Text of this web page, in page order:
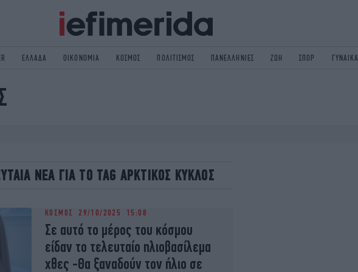
ΕΛΛΑΔΑ ΟΙΚΟΝΟΜΙΑ ΚΟΣΜΟΣ ΠΟΛΙΤΙΣΜΟΣ ΠΑΝΕΛΛΗΝΙΕΣ ΖΩΗ ΣΠΟΡ ΓΥΝΑΙΚΑ
PODCAST
OCEAN MEDIA
ΝΕΑ ΓΙΑ ΤΟ TAG ΑΡΚΤΙΚΟΣ ΚΥΚΛΟΣ
ΚΟΣΜΟΣ 29/10/2025 15:08
Σε αυτό το μέρος του κόσμου
είδαν το τελευταίο ηλιοβασίλεμα
χθες -Θα ξαναδούν τον ήλιο σε